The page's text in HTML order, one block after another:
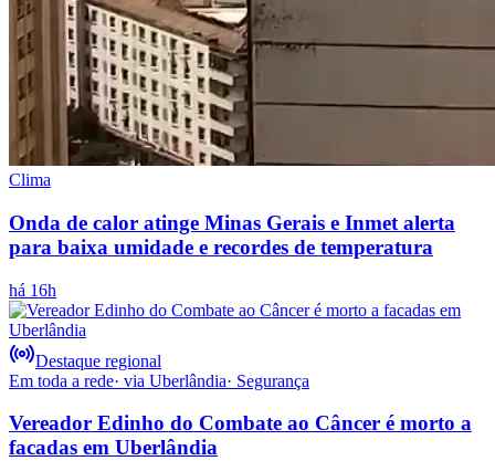
Clima
Onda de calor atinge Minas Gerais e Inmet alerta
para baixa umidade e recordes de temperatura
há 16h
Destaque regional
Em toda a rede· via Uberlândia· Segurança
Vereador Edinho do Combate ao Câncer é morto a
facadas em Uberlândia